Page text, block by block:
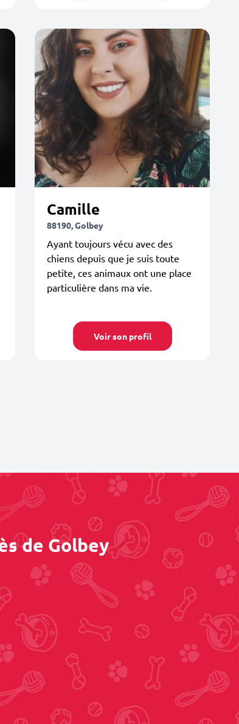
Camille
88190, Golbey
Ayant toujours vécu avec des
chiens depuis que je suis toute
petite, ces animaux ont une place
particulière dans ma vie.
Voir son profil
de Golbey